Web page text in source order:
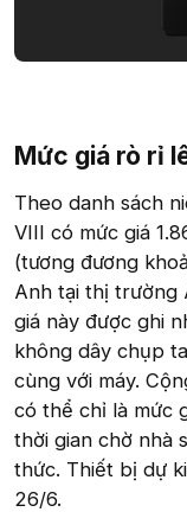
Mức giá rò rỉ
Theo danh sách
VIII có mức giá
(tương đương
Anh tại thị trường
giá này được ghi
không dây chụp
cùng với máy.
có thể chỉ là mức
thời gian chờ nhà
thức. Thiết bị dự
26/6.